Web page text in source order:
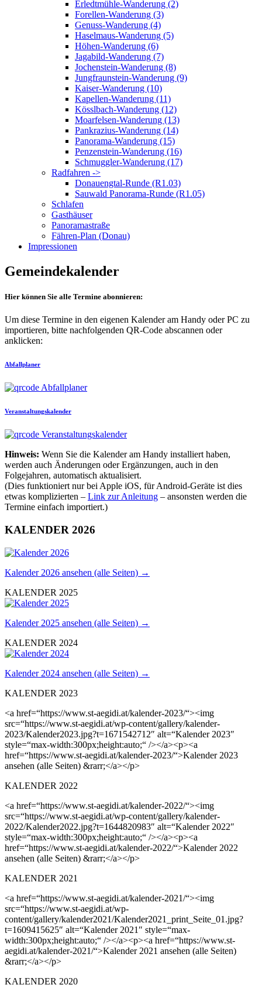
Erledtmühle-Wanderung (2)
Forellen-Wanderung (3)
Genuss-Wanderung (4)
Haselmaus-Wanderung (5)
Höhen-Wanderung (6)
Jagabild-Wanderung (7)
Jochenstein-Wanderung (8)
Jungfraunstein-Wanderung (9)
Kaiser-Wanderung (10)
Kapellen-Wanderung (11)
Kösslbach-Wanderung (12)
Moarfelsen-Wanderung (13)
Pankrazius-Wanderung (14)
Panorama-Wanderung (15)
Penzenstein-Wanderung (16)
Schmuggler-Wanderung (17)
Radfahren ->
Donauengtal-Runde (R1.03)
Sauwald Panorama-Runde (R1.05)
Schlafen
Gasthäuser
Panoramastraße
Fähren-Plan (Donau)
Impressionen
Gemeindekalender
Hier können Sie alle Termine abonnieren:
Um diese Termine in den eigenen Kalender am Handy oder PC zu
importieren, bitte nachfolgenden QR-Code abscannen oder
anklicken:
Abfallplaner
Veranstaltungskalender
Hinweis: Wenn Sie die Kalender am Handy installiert haben,
werden auch Änderungen oder Ergänzungen, auch in den
Folgejahren, automatisch aktualisiert.
(Dies funktioniert nur bei Apple iOS, für Android-Geräte ist dies
etwas komplizierten – Link zur Anleitung – ansonsten werden die
Termine einfach importiert.)
KALENDER 2026
Kalender 2026 ansehen (alle Seiten) →
KALENDER 2025
Kalender 2025 ansehen (alle Seiten) →
KALENDER 2024
Kalender 2024 ansehen (alle Seiten) →
KALENDER 2023
<a href=“https://www.st-aegidi.at/kalender-2023/“><img
src=“https://www.st-aegidi.at/wp-content/gallery/kalender-
2023/Kalender2023.jpg?t=1671542712″ alt=“Kalender 2023″
style=“max-width:300px;height:auto;“ /></a><p><a
href=“https://www.st-aegidi.at/kalender-2023/“>Kalender 2023
ansehen (alle Seiten) &rarr;</a></p>
KALENDER 2022
<a href=“https://www.st-aegidi.at/kalender-2022/“><img
src=“https://www.st-aegidi.at/wp-content/gallery/kalender-
2022/Kalender2022.jpg?t=1644820983″ alt=“Kalender 2022″
style=“max-width:300px;height:auto;“ /></a><p><a
href=“https://www.st-aegidi.at/kalender-2022/“>Kalender 2022
ansehen (alle Seiten) &rarr;</a></p>
KALENDER 2021
<a href=“https://www.st-aegidi.at/kalender-2021/“><img
src=“https://www.st-aegidi.at/wp-
content/gallery/kalender2021/Kalender2021_print_Seite_01.jpg?
t=1609415625″ alt=“Kalender 2021″ style=“max-
width:300px;height:auto;“ /></a><p><a href=“https://www.st-
aegidi.at/kalender-2021/“>Kalender 2021 ansehen (alle Seiten)
&rarr;</a></p>
KALENDER 2020